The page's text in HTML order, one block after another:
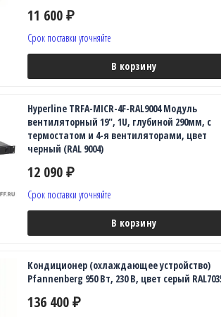
11 600 ₽
Срок поставки уточняйте
В корзину
Hyperline TRFA-MICR-4F-RAL9004 Модуль
вентиляторный 19", 1U, глубиной 290мм, с
термостатом и 4-я вентиляторами, цвет
черный (RAL 9004)
12 090 ₽
Срок поставки уточняйте
В корзину
Кондиционер (охлаждающее устройство)
Pfannenberg 950 Вт, 230 В, цвет серый
136 400 ₽